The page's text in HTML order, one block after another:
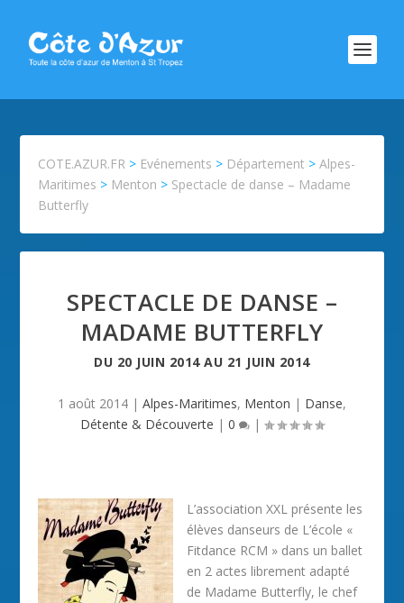
COTE.AZUR.FR > Evénements > Département >Alpes-
Maritimes > Menton > Spectacle de danse – Madame
Butterfly
SPECTACLE DE DANSE –
MADAME BUTTERFLY
DU 20 JUIN 2014AU 21 JUIN 2014
1 août 2014 | Alpes-Maritimes, Menton | Danse,
Détente & Découverte | 0 |
L’association XXL présente les
élèves danseurs de L’école «
Fitdance RCM » dans un ballet
en 2 actes librement adapté
de Madame Butterfly, le chef